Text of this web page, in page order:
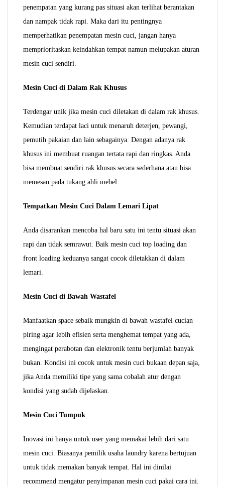
penempatan yang kurang pas situasi akan terlihat berantakan
dan nampak tidak rapi. Maka dari itu pentingnya
memperhatikan penempatan mesin cuci, jangan hanya
memprioritaskan keindahkan tempat namun melupakan aturan
mesin cuci sendiri.
Mesin Cuci di Dalam Rak Khusus
Terdengar unik jika mesin cuci diletakan di dalam rak khusus.
Kemudian terdapat laci untuk menaruh deterjen, pewangi,
pemutih pakaian dan lain sebagainya. Dengan adanya rak
khusus ini membuat ruangan tertata rapi dan ringkas. Anda
bisa membuat sendiri rak khusus secara sederhana atau bisa
memesan pada tukang ahli mebel.
Tempatkan Mesin Cuci Dalam Lemari Lipat
Anda disarankan mencoba hal baru satu ini tentu situasi akan
rapi dan tidak semrawut. Baik mesin cuci top loading dan
front loading keduanya sangat cocok diletakkan di dalam
lemari.
Mesin Cuci di Bawah Wastafel
Manfaatkan space sebaik mungkin di bawah wastafel cucian
piring agar lebih efisien serta menghemat tempat yang ada,
mengingat perabotan dan elektronik tentu berjumlah banyak
bukan. Kondisi ini cocok untuk mesin cuci bukaan depan saja,
jika Anda memiliki tipe yang sama cobalah atur dengan
kondisi yang sudah dijelaskan.
Mesin Cuci Tumpuk
Inovasi ini hanya untuk user yang memakai lebih dari satu
mesin cuci. Biasanya pemilik usaha laundry karena bertujuan
untuk tidak memakan banyak tempat. Hal ini dinilai
recommend mengatur penyimpanan mesin cuci pakai cara ini.